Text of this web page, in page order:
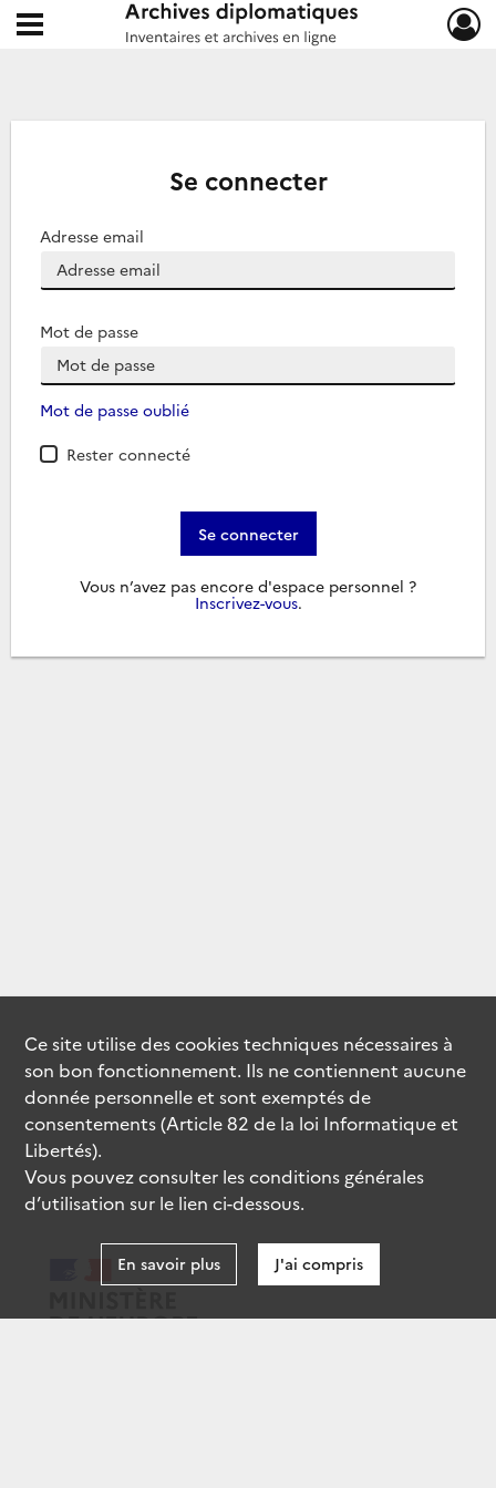
Archives diplomatiques
Ouvrir le menu déroulant
Se connecter
Adresse email
Mot de passe
Mot de passe oublié
Rester connecté
Se connecter
Vous n’avez pas encore d'espace personnel ?
Inscrivez-vous.
Ce site utilise descookiestechniques nécessaires à
son bon fonctionnement. Ils ne contiennent aucune
donnée personnelle et sont exemptés de
consentements (Article 82 de la loi Informatique et
Libertés).
Vous pouvez consulter les conditions générales
d’utilisation sur le lien ci-dessous.
En savoir plus J'ai compris